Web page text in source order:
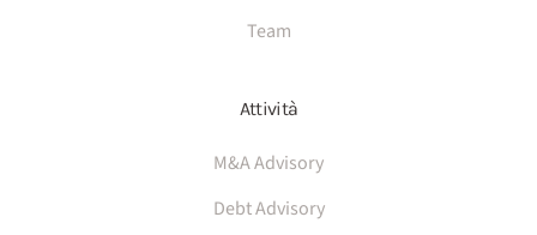
Team
Attività
M&A Advisory
Debt Advisory